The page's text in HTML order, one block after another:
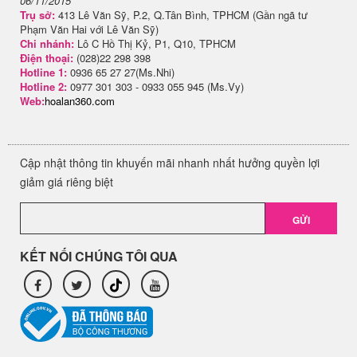
Trụ sở: 413 Lê Văn Sỹ, P.2, Q.Tân Bình, TPHCM (Gần ngã tư
Phạm Văn Hai với Lê Văn Sỹ)
Chi nhánh: Lô C Hồ Thị Kỷ, P1, Q10, TPHCM
Điện thoại: (028)22 298 398
Hotline 1: 0936 65 27 27(Ms.Nhi)
Hotline 2: 0977 301 303 - 0933 055 945 (Ms.Vy)
Web:hoalan360.com
Cập nhật thông tin khuyến mãi nhanh nhất hưởng quyền lợi
giảm giá riêng biệt
GỬI
KẾT NỐI CHÚNG TÔI QUA